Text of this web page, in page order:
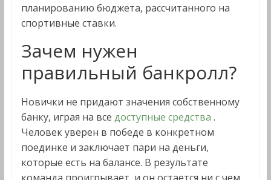
планированию бюджета, рассчитанного на
спортивные ставки.
Зачем нужен
правильный банкролл?
Новички не придают значения собственному
банку, играя на все доступные средства .
Человек уверен в победе в конкретном
поединке и заключает пари на деньги,
которые есть на балансе. В результате